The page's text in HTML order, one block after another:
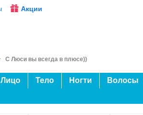
Акции
С Люси вы всегда в плюсе))
Лицо Тело Ногти
Волосы